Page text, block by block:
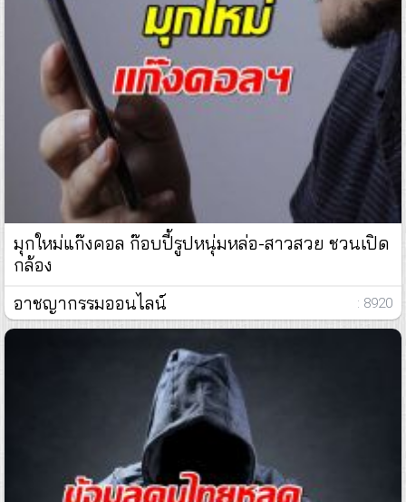
มุกใหม่แก๊งคอล ก๊อบปี้รูปหนุ่มหล่อ-สาวสวย ชวนเปิด
กล้อง
อาชญากรรมออนไลน์
: 8920